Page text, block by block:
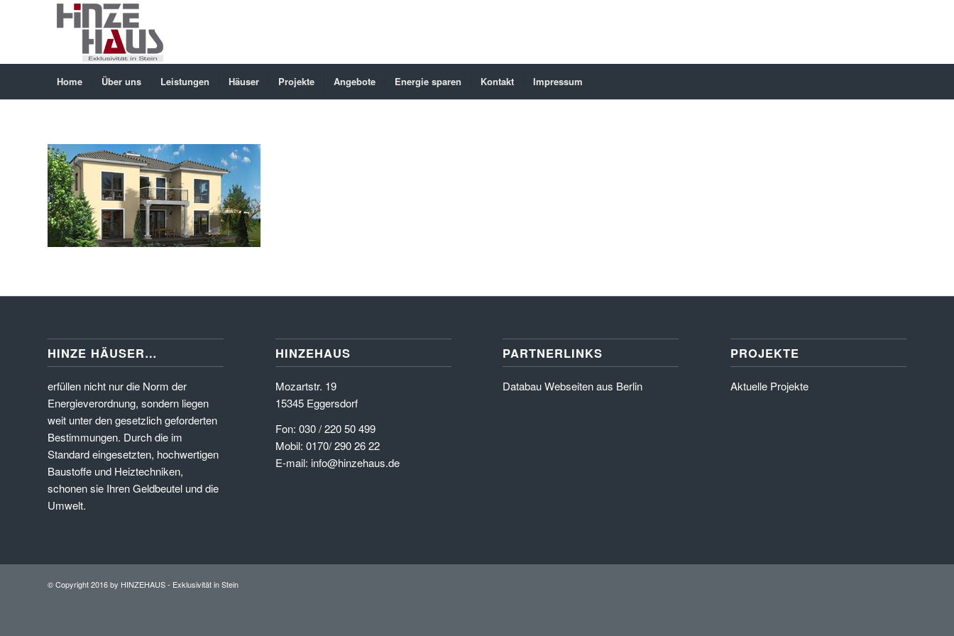
Home Über uns Leistungen Häuser Projekte Angebote Energie sparen Kontakt Impressum
HINZE HÄUSER…
erfüllen nicht nur die Norm der
Energieverordnung, sondern liegen
weit unter den gesetzlich geforderten
Bestimmungen. Durch die im
Standard eingesetzten, hochwertigen
Baustoffe und Heiztechniken,
schonen sie Ihren Geldbeutel und die
Umwelt.
HINZEHAUS
Mozartstr. 19
15345 Eggersdorf
Fon: 030 / 220 50 499
Mobil: 0170/ 290 26 22
E-mail: info@hinzehaus.de
PARTNERLINKS
Databau Webseiten aus Berlin
PROJEKTE
Aktuelle Projekte
© Copyright 2016 by HINZEHAUS - Exklusivität in Stein